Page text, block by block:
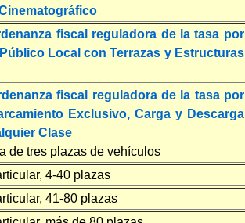
fiscal reguladora de la tasa por
Local con Terrazas y Estructuras
fiscal reguladora de la tasa por
Exclusivo, Carga y Descarga
Clase
de tres plazas de vehículos
4-40 plazas
41-80 plazas